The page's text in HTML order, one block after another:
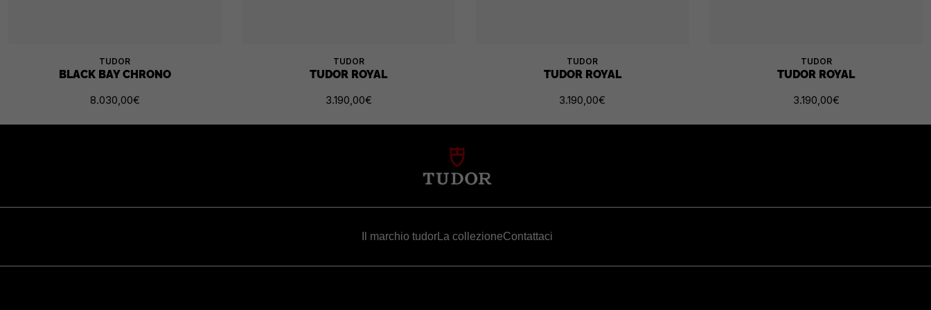
TUDOR
BLACK BAY CHRONO
8.030,00€
TUDOR
TUDOR ROYAL
3.190,00€
TUDOR
TUDOR ROYAL
3.190,00€
TUDOR
TUDOR ROYAL
3.190,00€
Il marchio tudorLa collezioneContattaci